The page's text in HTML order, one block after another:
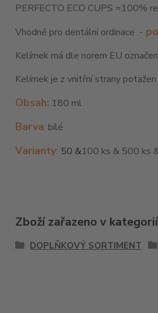
PERFECTO ECO CUPS =100%
Vhodné pro dentální ordinace -
Kelímek má dle norem EU
Kelímek je z vnitřní strany
Obsah: 180 ml
Barva: bílé
Varianty: 50 &100 ks & 500 ks
Zboží zařazeno v
DOPLŇKOVÝ SORTIMENT